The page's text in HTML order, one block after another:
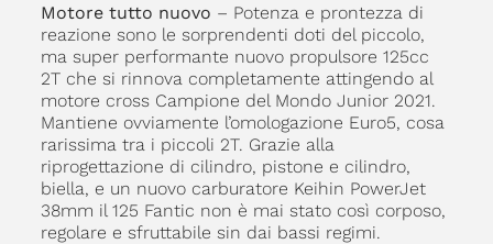
Motore tutto nuovo – Potenza e prontezza di
reazione sono le sorprendenti doti del piccolo,
ma super performante nuovo propulsore 125cc
2T che si rinnova completamente attingendo al
motore cross Campione del Mondo Junior 2021.
Mantiene ovviamente l’omologazione Euro5, cosa
rarissima tra i piccoli 2T. Grazie alla
riprogettazione di cilindro, pistone e cilindro,
biella, e un nuovo carburatore Keihin PowerJet
38mm il 125 Fantic non è mai stato così corposo,
regolare e sfruttabile sin dai bassi regimi.